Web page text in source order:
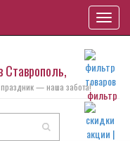
фильтр
Ставрополь,
— наша забота!